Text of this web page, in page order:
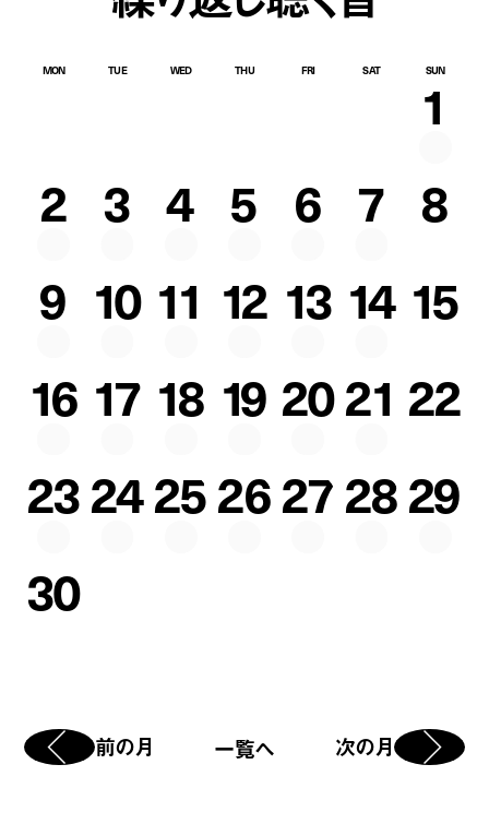
MON TUE WED THU FRI SAT SUN
1
2 3 4 5 6 7 8
9 10 11 12 13 14 15
16 17 18 19 2021 22
23242526272829
30
前の月 一覧へ 次の月